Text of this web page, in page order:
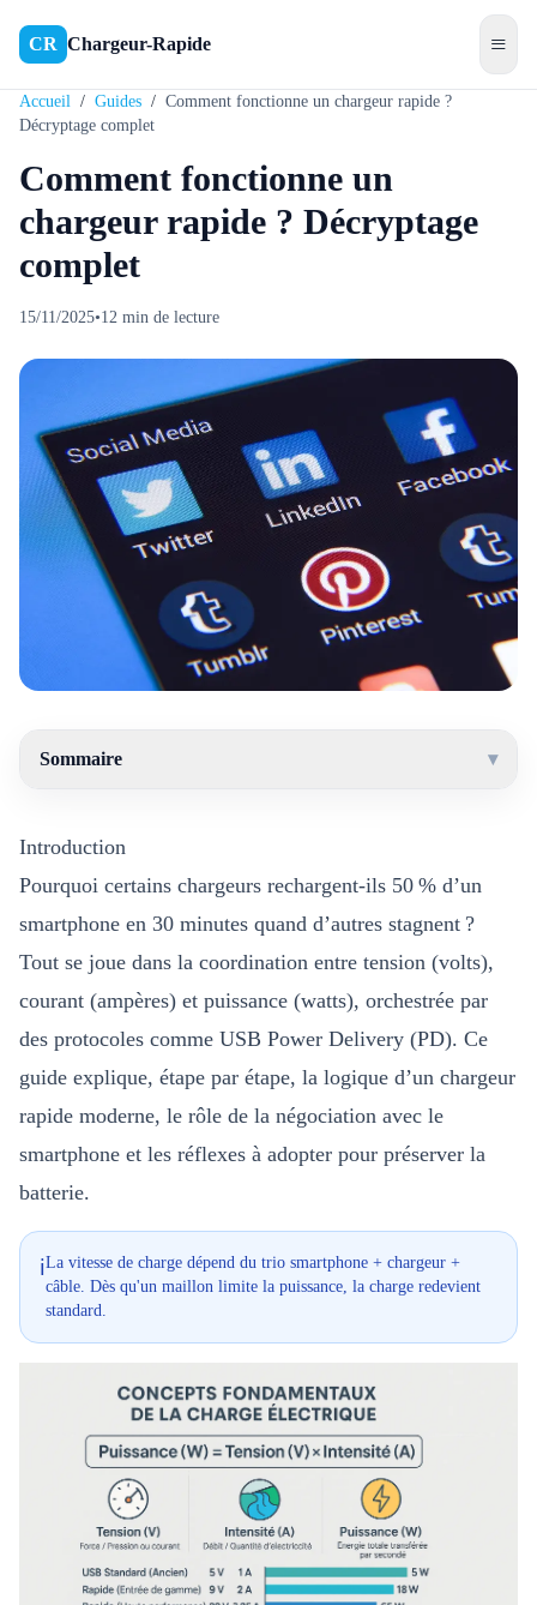
CR Chargeur-Rapide ≡
Accueil / Guides / Comment fonctionne un chargeur rapide ?
Décryptage complet
Comment fonctionne un
chargeur rapide ? Décryptage
complet
15/11/2025•12 min de lecture
Sommaire ▾
Introduction
Pourquoi certains chargeurs rechargent-ils 50 % d’un
smartphone en 30 minutes quand d’autres stagnent ?
Tout se joue dans la coordination entre tension (volts),
courant (ampères) et puissance (watts), orchestrée par
des protocoles comme USB Power Delivery (PD). Ce
guide explique, étape par étape, la logique d’un chargeur
rapide moderne, le rôle de la négociation avec le
smartphone et les réflexes à adopter pour préserver la
batterie.
ℹ️La vitesse de charge dépend du trio smartphone + chargeur +
câble. Dès qu'un maillon limite la puissance, la charge redevient
standard.